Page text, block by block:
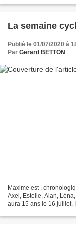
La semaine
Publié le 01/07/2020 à
Par Gerard BETTON
Maxime est ,
Axel, Estelle, Alan,
aura 15 ans le 16 juillet.